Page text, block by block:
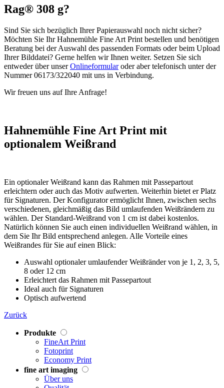
Rag® 308 g?
Sind Sie sich bezüglich Ihrer Papierauswahl noch nicht sicher?
Möchten Sie Ihr Hahnemühle Fine Art Print bestellen und benötigen
Beratung bei der Auswahl des passenden Formats oder beim Upload
Ihrer Bilddatei? Gerne helfen wir Ihnen weiter. Setzen Sie sich
entweder über unserOnlineformularoder aber telefonisch unter der
Nummer 06173/322040 mit uns in Verbindung.
Wir freuen uns auf Ihre Anfrage!
Hahnemühle Fine Art Print mit
optionalem Weißrand
Ein optionaler Weißrand kann das Rahmen mit Passepartout
erleichtern oder auch das Motiv aufwerten. Weiterhin bietet er Platz
für Signaturen. Der Konfigurator ermöglicht Ihnen, zwischen sechs
verschiedenen, gleichmäßig das Bild umlaufenden Weißrändern zu
wählen. Der Standard-Weißrand von 1 cm ist dabei kostenlos.
Natürlich können Sie auch einen individuellen Weißrand wählen, in
dem Sie Ihr Bild entsprechend anlegen. Alle Vorteile eines
Weißrandes für Sie auf einen Blick:
Auswahl optionaler umlaufender Weißränder von je 1, 2, 3, 5,
8 oder 12 cm
Erleichtert das Rahmen mit Passepartout
Ideal auch für Signaturen
Optisch aufwertend
Zurück
Produkte
FineArt Print
Fotoprint
Economy Print
fine art imaging
Über uns